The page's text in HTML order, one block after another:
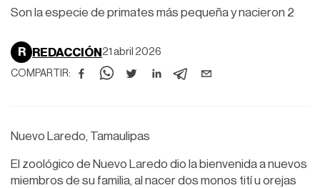
Son la especie de primates más pequeña y nacieron 2
R REDACCIÓN 21 abril 2026
COMPARTIR:
Nuevo Laredo, Tamaulipas
El zoológico de Nuevo Laredo dio la bienvenida a nuevos
miembros de su familia, al nacer dos monos tití u orejas